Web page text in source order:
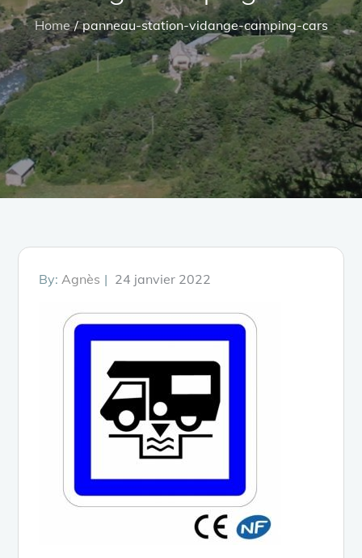
Home panneau-station-vidange-camping-cars
By: Agnès
Posted
24 janvier 2022